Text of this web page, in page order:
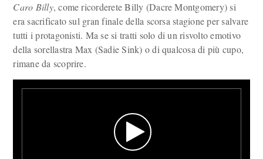
Caro Billy, come ricorderete Billy (Dacre Montgomery) si
era sacrificato sul gran finale della scorsa stagione per salvare
tutti i protagonisti. Ma se si tratti solo di un risvolto emotivo
della sorellastra Max (Sadie Sink) o di qualcosa di più cupo,
rimane da scoprire.